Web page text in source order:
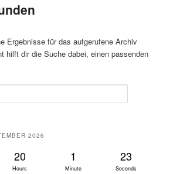
Ergebnisse für das aufgerufene Archiv
hilft dir die Suche dabei, einen passenden
2026
20
Hours
1
Minute
23
Seconds